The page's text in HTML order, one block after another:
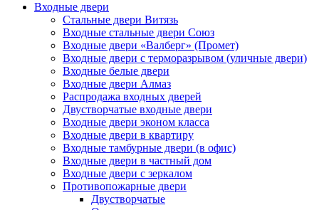
Входные двери
Стальные двери Витязь
Входные стальные двери Союз
Входные двери «Валберг» (Промет)
Входные двери с терморазрывом (уличные двери)
Входные белые двери
Входные двери Алмаз
Распродажа входных дверей
Двустворчатые входные двери
Входные двери эконом класса
Входные двери в квартиру
Входные тамбурные двери (в офис)
Входные двери в частный дом
Входные двери с зеркалом
Противопожарные двери
Двустворчатые